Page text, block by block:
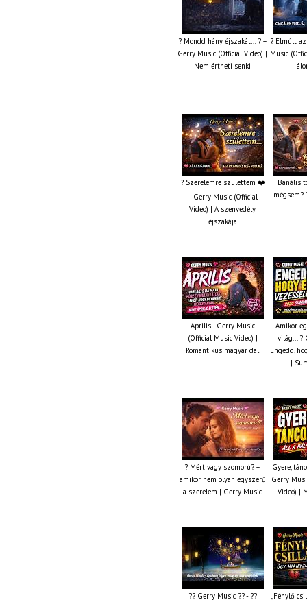
? Mondd hány éjszakát… ? –
Gerry Music (Official Video) |
Nem értheti senki
? Elmúlt
Music
? Szerelemre születtem ❤️
– Gerry Music (Official
Video) | A szenvedély
éjszakája
Banális
mégsem?
Április - Gerry Music
(Official Music Video) |
Romantikus magyar dal
Amikor
világ... ?
Engedd,
|
? Mért vagy szomorú? –
amikor nem olyan egyszerű
a szerelem | Gerry Music
Gyere,
Gerry
Video) |
?? Gerry Music ?? - ??
„Fénylő